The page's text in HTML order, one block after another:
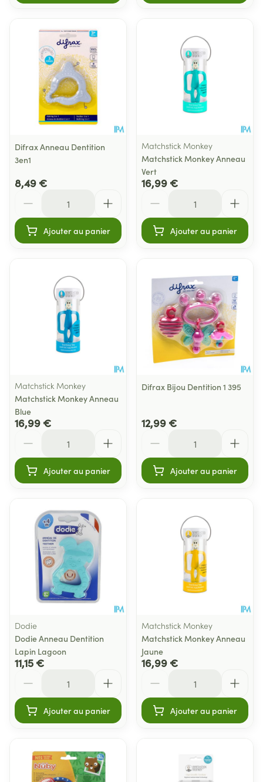
Difrax Anneau Dentition
3en1
8,49 €
Ajouter au panier
Matchstick Monkey
Matchstick Monkey Anneau
Vert
16,99 €
Ajouter au panier
Matchstick Monkey
Matchstick Monkey Anneau
Blue
16,99 €
Ajouter au panier
Difrax Bijou Dentition 1 395
12,99 €
Ajouter au panier
Dodie
Dodie Anneau Dentition
Lapin Lagoon
11,15 €
Ajouter au panier
Matchstick Monkey
Matchstick Monkey Anneau
Jaune
16,99 €
Ajouter au panier